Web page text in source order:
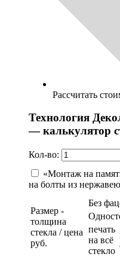
Рассчитать
Технология
— калькулятор
Кол-во:
«Монтаж на
на болты из
Размер -
толщина
стекла / цена
руб.
Без
печать
на всё
стекло